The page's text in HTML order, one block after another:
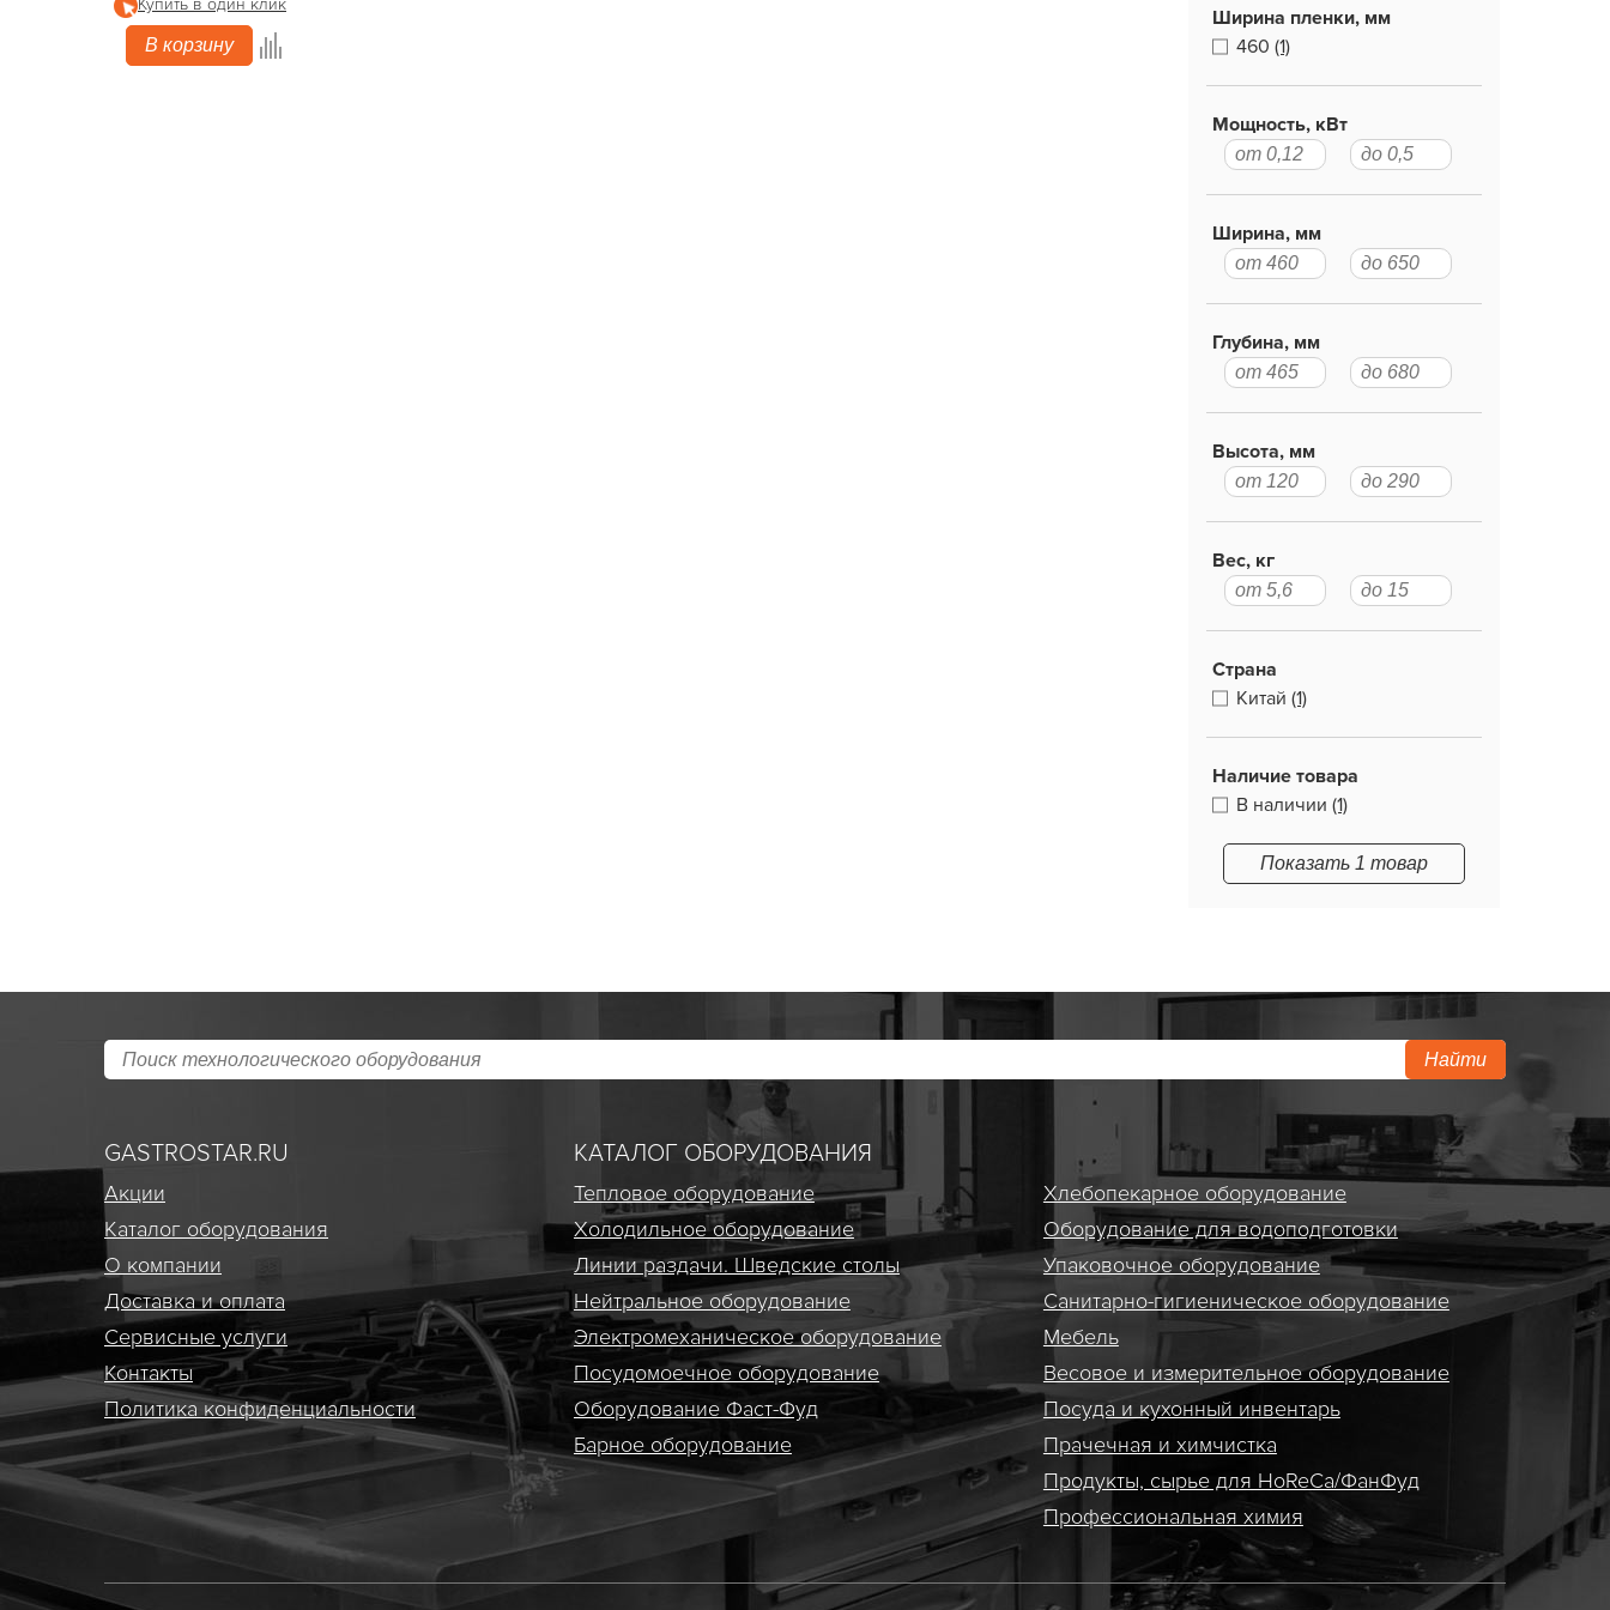
Ширина пленки, мм
460 (1)
Мощность, кВт
Ширина, мм
Глубина, мм
Высота, мм
Вес, кг
Страна
Китай (1)
Наличие товара
В наличии (1)
Показать 1 товар
Купить в один клик
В корзину
Найти
GASTROSTAR.RU
Акции
Каталог оборудования
О компании
Доставка и оплата
Сервисные услуги
Контакты
Политика конфиденциальности
КАТАЛОГ ОБОРУДОВАНИЯ
Тепловое оборудование
Холодильное оборудование
Линии раздачи. Шведские столы
Нейтральное оборудование
Электро­механическое оборудование
Посудомоечное оборудование
Оборудование Фаст-Фуд
Барное оборудование
Хлебопекарное оборудование
Оборудование для водоподготовки
Упаковочное оборудование
Санитарно-гигиеническое оборудование
Мебель
Весовое и измерительное оборудование
Посуда и кухонный инвентарь
Прачечная и химчистка
Продукты, сырье для HoReCa/ФанФуд
Профессиональная химия